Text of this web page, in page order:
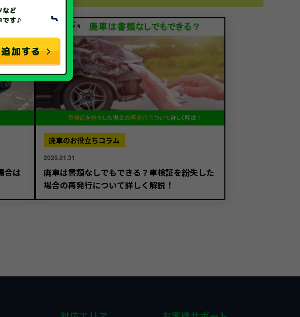
合は
廃車のお役立ちコラム
2025.01.31
廃車は書類なしでもできる？車検証を紛失した
場合の再発行について詳しく解説！